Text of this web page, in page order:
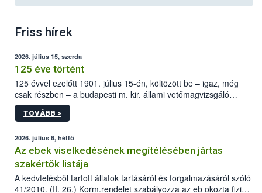
Friss hírek
2026. július 15, szerda
125 éve történt
125 évvel ezelőtt 1901. július 15-én, költözött be – igaz, még
csak részben – a budapesti m. kir. állami vetőmagvizsgáló
állomás a Kis Rókus utca 15. szám alatti, Czigler Győző által
tervezett új épületébe.
TOVÁBB >
2026. július 6, hétfő
Az ebek viselkedésének megítélésében jártas
szakértők listája
A kedvtelésből tartott állatok tartásáról és forgalmazásáról szóló
41/2010. (II. 26.) Korm.rendelet szabályozza az eb okozta fizikai